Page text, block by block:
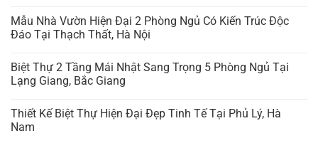
Mẫu Nhà Vườn Hiện Đại 2 Phòng Ngủ Có Kiến Trúc Độc
Đáo Tại Thạch Thất, Hà Nội
Biệt Thự 2 Tầng Mái Nhật Sang Trọng 5 Phòng Ngủ Tại
Lạng Giang, Bắc Giang
Thiết Kế Biệt Thự Hiện Đại Đẹp Tinh Tế Tại Phủ Lý, Hà
Nam